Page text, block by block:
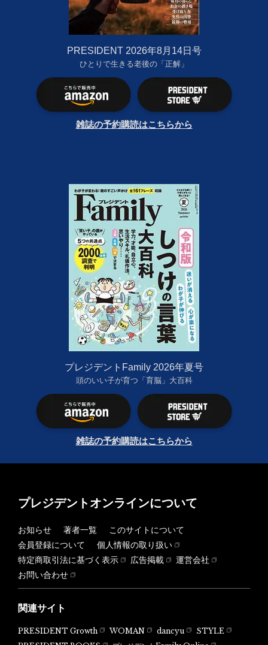
PRESIDENT 2026年8月14日号
ひとりで生きる老後の「正解」
雑誌の予約購読はこちらから
プレジデントFamily 2026年夏号
頭のいい子が育つ「育脳」大百科
雑誌の予約購読はこちらから
プレジデントオンラインについて
お知らせ 著者一覧
このサイトについて
会員登録について
個人情報の取り扱い
特定商取引法に基づく表示
広告掲載
運営会社
お問い合わせ
関連サイト
PRESIDENT Growth WOMAN dancyu
STYLE